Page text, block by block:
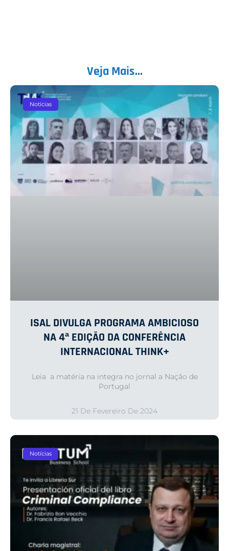
Veja Mais...
Notícias
ISAL DIVULGA PROGRAMA AMBICIOSO
NA 4ª EDIÇÃO DA CONFERÊNCIA
INTERNACIONAL THINK+
Leia a matéria na integra no jornal a Nação de
Portugal
21 De Fevereiro De 2024
Notícias